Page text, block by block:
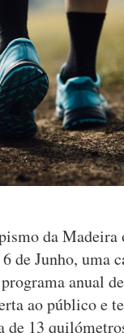
da Madeira
de Junho, uma
anual
ao público e
de 13